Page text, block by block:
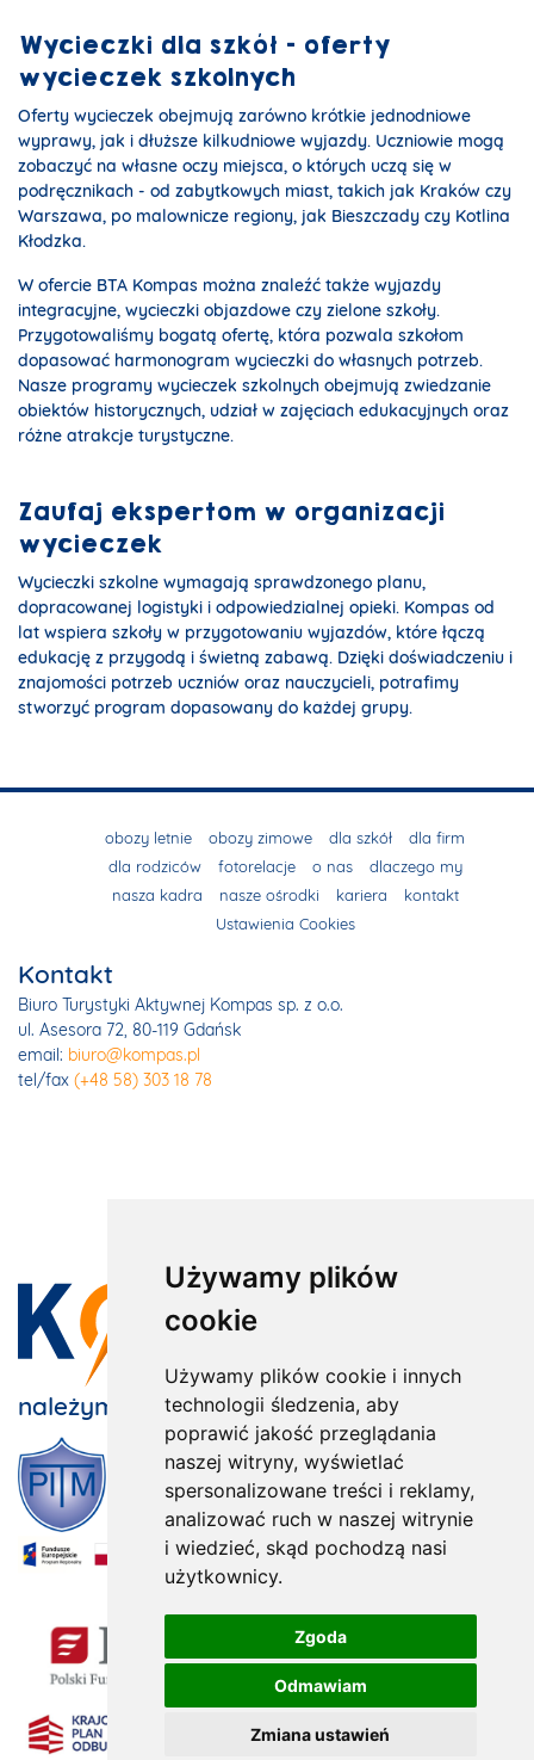
Używamy plików
cookie
Używamy plików cookie i innych
technologii śledzenia, aby
poprawić jakość przeglądania
naszej witryny, wyświetlać
spersonalizowane treści i reklamy,
analizować ruch w naszej witrynie
i wiedzieć, skąd pochodzą nasi
użytkownicy.
Zgoda
Odmawiam
Zmiana ustawień
x
Wycieczki dla szkół - oferty
wycieczek szkolnych
Oferty wycieczek obejmują zarówno krótkie jednodniowe
wyprawy, jak i dłuższe kilkudniowe wyjazdy. Uczniowie mogą
zobaczyć na własne oczy miejsca, o których uczą się w
podręcznikach - od zabytkowych miast, takich jak Kraków czy
Warszawa, po malownicze regiony, jak Bieszczady czy Kotlina
Kłodzka.
W ofercie BTA Kompas można znaleźć także wyjazdy
integracyjne, wycieczki objazdowe czy zielone szkoły.
Przygotowaliśmy bogatą ofertę, która pozwala szkołom
dopasować harmonogram wycieczki do własnych potrzeb.
Nasze programy wycieczek szkolnych obejmują zwiedzanie
obiektów historycznych, udział w zajęciach edukacyjnych oraz
różne atrakcje turystyczne.
Zaufaj ekspertom w organizacji
wycieczek
Wycieczki szkolne wymagają sprawdzonego planu,
dopracowanej logistyki i odpowiedzialnej opieki. Kompas od
lat wspiera szkoły w przygotowaniu wyjazdów, które łączą
edukację z przygodą i świetną zabawą. Dzięki doświadczeniu i
znajomości potrzeb uczniów oraz nauczycieli, potrafimy
stworzyć program dopasowany do każdej grupy.
obozy letnie obozy zimowe dla szkół
dla firm
dla rodziców
fotorelacje o nas
dlaczego my
nasza kadra
nasze ośrodki kariera
kontakt
Ustawienia Cookies
Kontakt
Biuro Turystyki Aktywnej Kompas sp. z o.o.
ul. Asesora 72, 80-119 Gdańsk
email: biuro@kompas.pl
tel/fax (+48 58) 303 18 78
należymy do: